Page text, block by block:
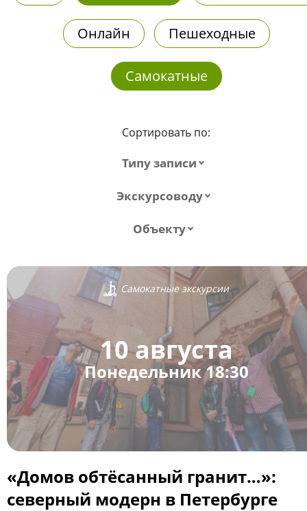
Онлайн Пешеходные
Самокатные
Сортировать по:
Типу записи
Экскурсоводу
Объекту
Самокатные экскурсии
10 августа
Понедельник 18:30
«Домов обтёсанный гранит…»:
северный модерн в Петербурге